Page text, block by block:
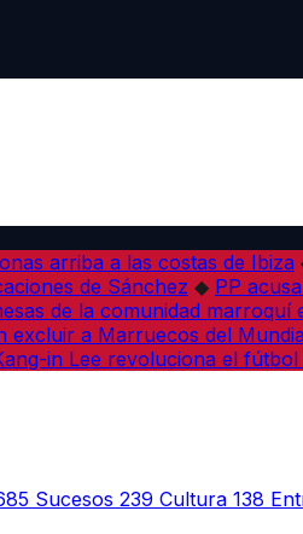
arriba a las costas de Ibiza
de Sánchez ◆ PP
de la comunidad
excluir a Marruecos del
in Lee revoluciona el
Sucesos 239 Cultura 138